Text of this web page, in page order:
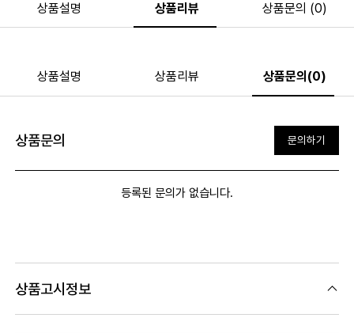
상품설명 상품리뷰 상품문의 (0)
상품설명 상품리뷰 상품문의(0)
상품문의 문의하기
등록된 문의가 없습니다.
상품고시정보